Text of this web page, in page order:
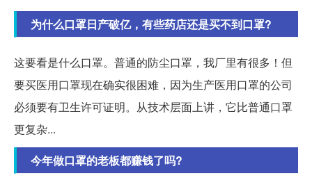
为什么口罩日产破亿，有些药店还是买不到口罩?
这要看是什么口罩。普通的防尘口罩，我厂里有很多！但
要买医用口罩现在确实很困难，因为生产医用口罩的公司
必须要有卫生许可证明。从技术层面上讲，它比普通口罩
更复杂...
今年做口罩的老板都赚钱了吗?